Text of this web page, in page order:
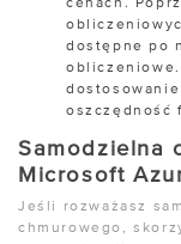
cenach.
dostępne po
obliczeniowe.
oszczędność
Samodzielna
Microsoft
Jeśli rozważasz
chmurowego,